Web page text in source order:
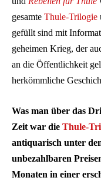
gesamte Thule-Trilogie
gefüllt sind mit
geheimen Krieg, der
an die Öffentlichkeit
herkömmliche
Was man über das
Zeit war die Thule-
antiquarisch unter
unbezahlbaren
Monaten in einer